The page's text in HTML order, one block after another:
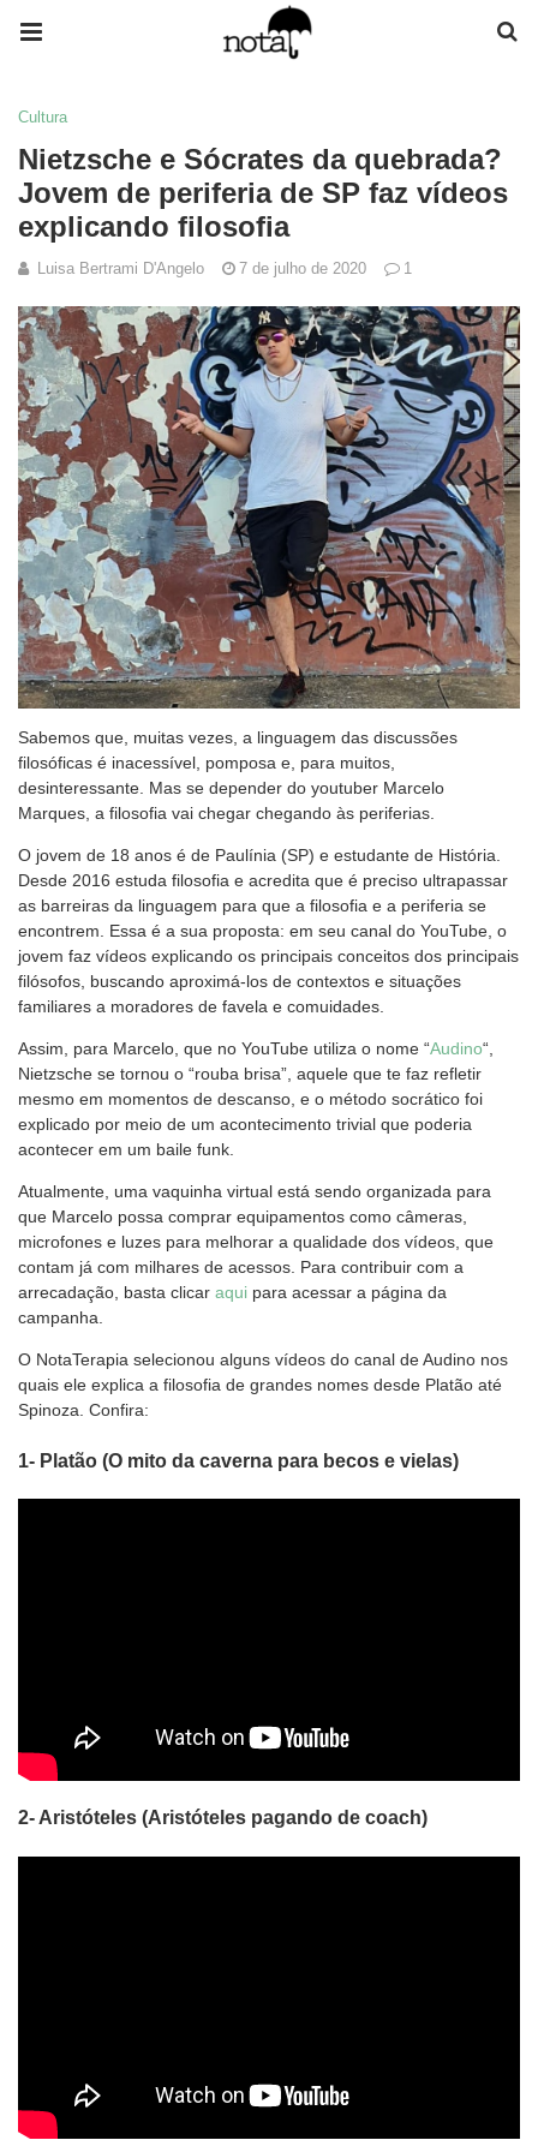
Cultura
Nietzsche e Sócrates da quebrada?
Jovem de periferia de SP faz vídeos
explicando filosofia
Luisa Bertrami D'Angelo 7 de julho de 2020 1
Sabemos que, muitas vezes, a linguagem das discussões
filosóficas é inacessível, pomposa e, para muitos,
desinteressante. Mas se depender do youtuber Marcelo
Marques, a filosofia vai chegar chegando às periferias.
O jovem de 18 anos é de Paulínia (SP) e estudante de História.
Desde 2016 estuda filosofia e acredita que é preciso ultrapassar
as barreiras da linguagem para que a filosofia e a periferia se
encontrem. Essa é a sua proposta: em seu canal do YouTube, o
jovem faz vídeos explicando os principais conceitos dos principais
filósofos, buscando aproximá-los de contextos e situações
familiares a moradores de favela e comuidades.
Assim, para Marcelo, que no YouTube utiliza o nome “Audino“,
Nietzsche se tornou o “rouba brisa”, aquele que te faz refletir
mesmo em momentos de descanso, e o método socrático foi
explicado por meio de um acontecimento trivial que poderia
acontecer em um baile funk.
Atualmente, uma vaquinha virtual está sendo organizada para
que Marcelo possa comprar equipamentos como câmeras,
microfones e luzes para melhorar a qualidade dos vídeos, que
contam já com milhares de acessos. Para contribuir com a
arrecadação, basta clicar aqui para acessar a página da
campanha.
O NotaTerapia selecionou alguns vídeos do canal de Audino nos
quais ele explica a filosofia de grandes nomes desde Platão até
Spinoza. Confira:
1- Platão (O mito da caverna para becos e vielas)
2- Aristóteles (Aristóteles pagando de coach)